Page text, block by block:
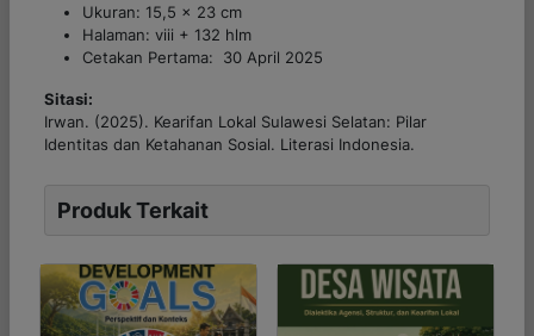
Ukuran: 15,5 x 23 cm
Halaman: viii + 132 hlm
Cetakan Pertama: 30 April 2025
Sitasi:
Irwan. (2025). Kearifan Lokal Sulawesi Selatan: Pilar
Identitas dan Ketahanan Sosial. Literasi Indonesia.
Produk Terkait